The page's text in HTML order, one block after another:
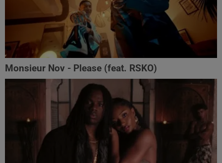
Monsieur Nov‬ - Please (feat. RSKO)